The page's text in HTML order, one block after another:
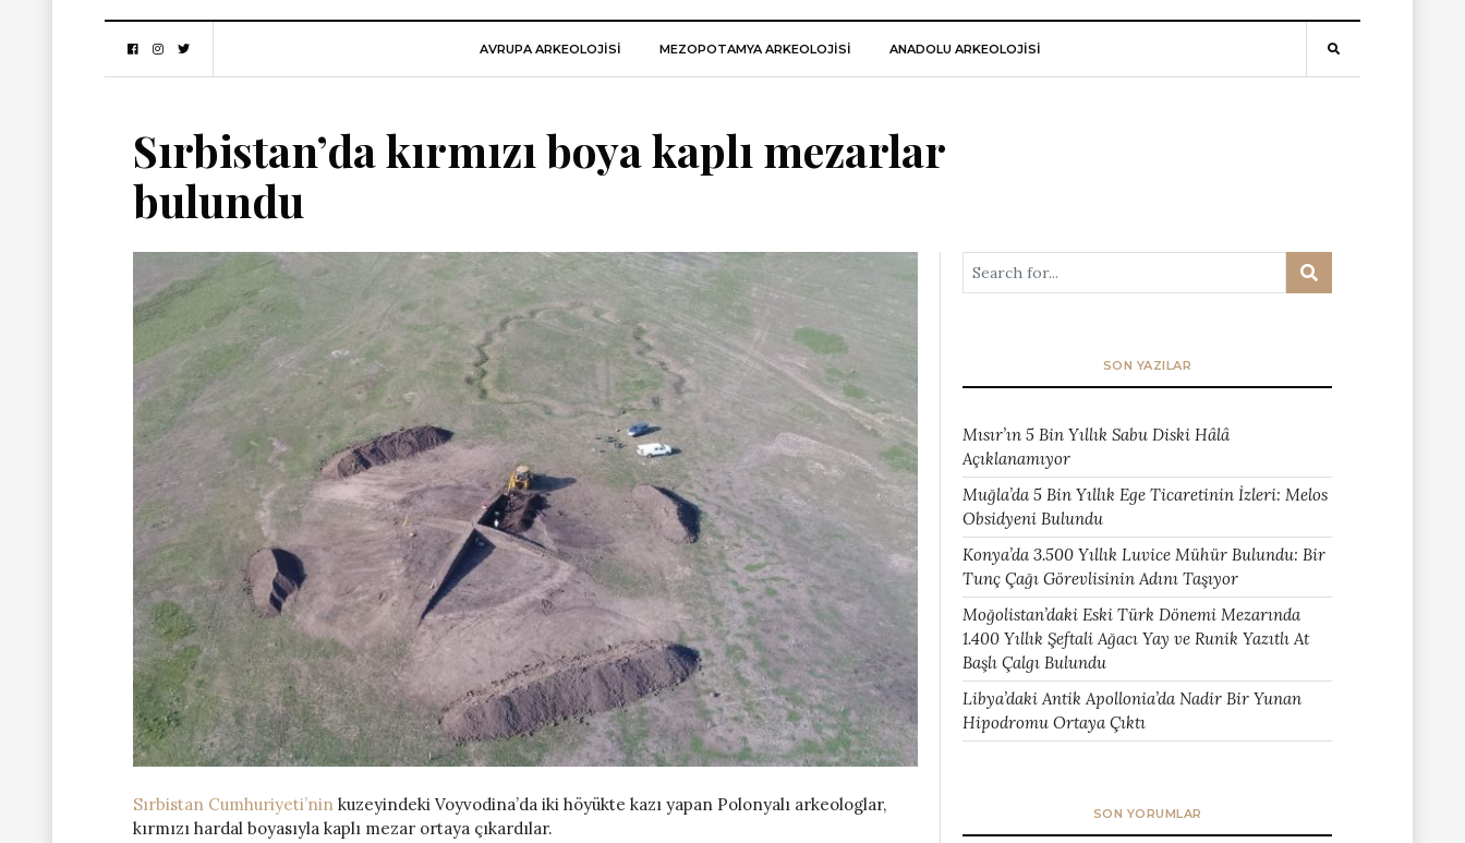
AVRUPA ARKEOLOJISI MEZOPOTAMYA ARKEOLOJISI ANADOLU ARKEOLOJİSİ
Sırbistan’da kırmızı boya kaplı mezarlar
bulundu
Sırbistan Cumhuriyeti’nin kuzeyindeki Voyvodina’da iki höyükte kazı yapan Polonyalı arkeologlar,
kırmızı hardal boyasıyla kaplı mezar ortaya çıkardılar.
SON YAZILAR
Mısır’ın 5 Bin Yıllık Sabu Diski Hâlâ
Açıklanamıyor
Muğla’da 5 Bin Yıllık Ege Ticaretinin İzleri: Melos
Obsidyeni Bulundu
Konya’da 3.500 Yıllık Luvice Mühür Bulundu: Bir
Tunç Çağı Görevlisinin Adını Taşıyor
Moğolistan’daki Eski Türk Dönemi Mezarında
1.400 Yıllık Şeftali Ağacı Yay ve Runik Yazıtlı At
Başlı Çalgı Bulundu
Libya’daki Antik Apollonia’da Nadir Bir Yunan
Hipodromu Ortaya Çıktı
SON YORUMLAR